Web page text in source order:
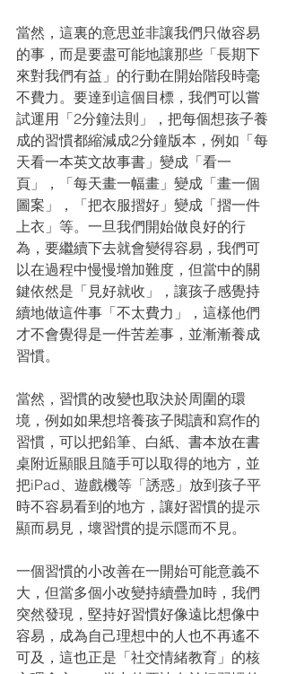
當然，這裏的意思並非讓我們只做容易
的事，而是要盡可能地讓那些「長期下
來對我們有益」的行動在開始階段時毫
不費力。要達到這個目標，我們可以嘗
試運用「2分鐘法則」，把每個想孩子養
成的習慣都縮減成2分鐘版本，例如「每
天看一本英文故事書」變成「看一
頁」，「每天畫一幅畫」變成「畫一個
圖案」，「把衣服摺好」變成「摺一件
上衣」等。一旦我們開始做良好的行
為，要繼續下去就會變得容易，我們可
以在過程中慢慢增加難度，但當中的關
鍵依然是「見好就收」，讓孩子感覺持
續地做這件事「不太費力」，這樣他們
才不會覺得是一件苦差事，並漸漸養成
習慣。
當然，習慣的改變也取決於周圍的環
境，例如如果想培養孩子閱讀和寫作的
習慣，可以把鉛筆、白紙、書本放在書
桌附近顯眼且隨手可以取得的地方，並
把iPad、遊戲機等「誘惑」放到孩子平
時不容易看到的地方，讓好習慣的提示
顯而易見，壞習慣的提示隱而不見。
一個習慣的小改善在一開始可能意義不
大，但當多個小改變持續疊加時，我們
突然發現，堅持好習慣好像遠比想像中
容易，成為自己理想中的人也不再遙不
可及，這也正是「社交情緒教育」的核